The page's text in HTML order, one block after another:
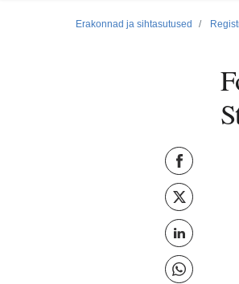
Erakonnad ja sihtasutused
Jaga
Jaga X
Jaga seda
Jaga seda